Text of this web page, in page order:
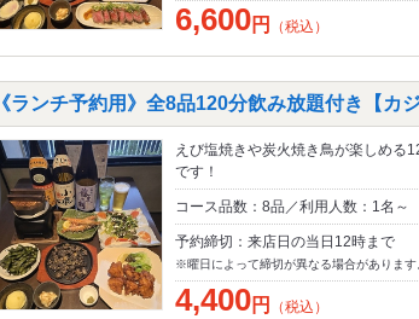
6,600円 （税込）
《ランチ予約用》全8品120分飲み放題付き【カ
えび塩焼きや炭火焼き鳥が楽しめる
です！
コース品数：8品／利用人数：1名～
予約締切：来店日の当日12時まで
※曜日によって締切が異なる場合があります
4,400円 （税込）